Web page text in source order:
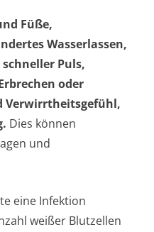
Füße,
Wasserlassen,
Puls,
oder
Verwirrtheitsgefühl,
Dies können
und
eine Infektion
weißer Blutzellen